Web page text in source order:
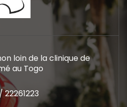
loin de la clinique de
au Togo
22261223